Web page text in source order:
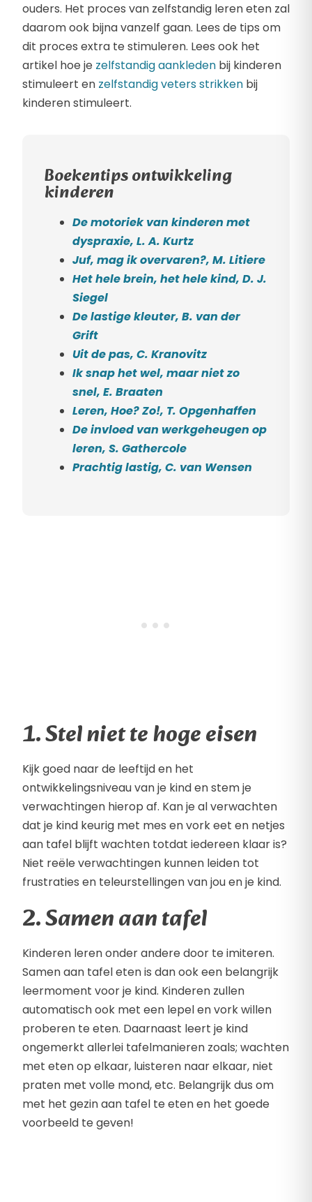
ouders. Het proces van zelfstandig leren eten zal
daarom ook bijna vanzelf gaan. Lees de tips om
dit proces extra te stimuleren. Lees ook het
artikel hoe je zelfstandig aankleden bij kinderen
stimuleert en zelfstandig veters strikken bij
kinderen stimuleert.
Boekentips ontwikkeling
kinderen
De motoriek van kinderen met
dyspraxie, L. A. Kurtz
Juf, mag ik overvaren?, M. Litiere
Het hele brein, het hele kind, D. J.
Siegel
De lastige kleuter, B. van der
Grift
Uit de pas, C. Kranovitz
Ik snap het wel, maar niet zo
snel, E. Braaten
Leren, Hoe? Zo!, T. Opgenhaffen
De invloed van werkgeheugen op
leren, S. Gathercole
Prachtig lastig, C. van Wensen
1. Stel niet te hoge eisen
Kijk goed naar de leeftijd en het
ontwikkelingsniveau van je kind en stem je
verwachtingen hierop af. Kan je al verwachten
dat je kind keurig met mes en vork eet en netjes
aan tafel blijft wachten totdat iedereen klaar is?
Niet reële verwachtingen kunnen leiden tot
frustraties en teleurstellingen van jou en je kind.
2. Samen aan tafel
Kinderen leren onder andere door te imiteren.
Samen aan tafel eten is dan ook een belangrijk
leermoment voor je kind. Kinderen zullen
automatisch ook met een lepel en vork willen
proberen te eten. Daarnaast leert je kind
ongemerkt allerlei tafelmanieren zoals; wachten
met eten op elkaar, luisteren naar elkaar, niet
praten met volle mond, etc. Belangrijk dus om
met het gezin aan tafel te eten en het goede
voorbeeld te geven!